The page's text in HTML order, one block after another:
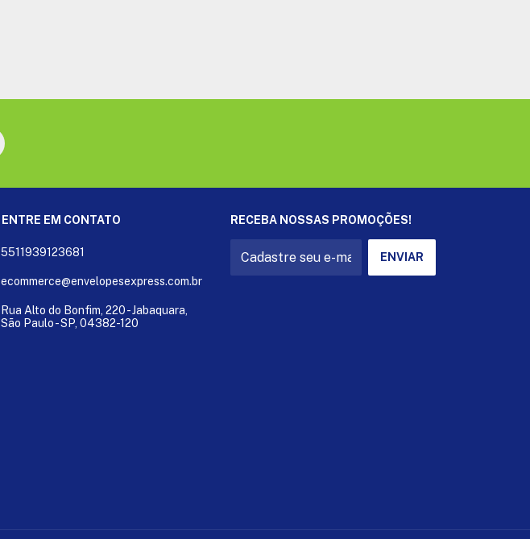
ENTRE EM CONTATO
5511939123681
ecommerce@envelopesexpress.com.br
Rua Alto do Bonfim, 220 - Jabaquara,
São Paulo - SP, 04382-120
RECEBA NOSSAS PROMOÇÕES!